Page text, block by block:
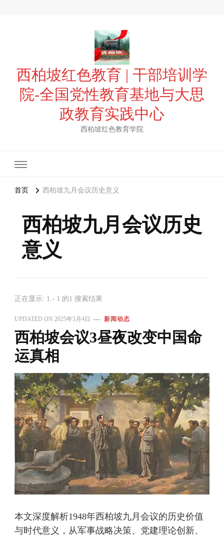
西柏坡红色教育 | 干部培训学
院-全国党性教育基地与大思
政教育实践中心
西柏坡红色教育学院
首页 西柏坡九月会议历史意义
西柏坡九月会议历史
意义
正在显示: 1 - 1 的1 搜索结果
UPDATED ON 2025年5月4日 新闻动态
西柏坡会议3昼夜改变中国命
运真相
本文深度解析1948年西柏坡九月会议的历史价值
与时代意义，从军事战略决策、党建理论创新、